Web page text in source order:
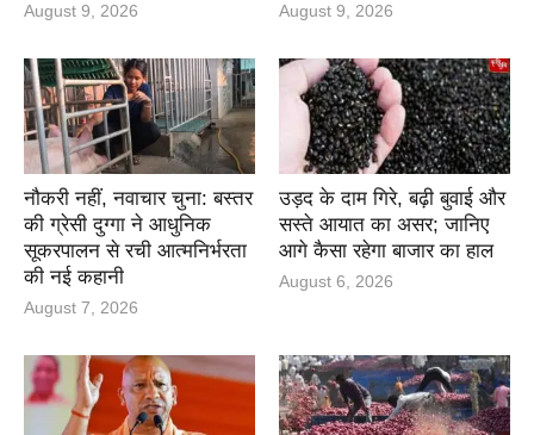
August 9, 2026 August 9, 2026
नौकरी नहीं, नवाचार चुना: बस्तर
की ग्रेसी दुग्गा ने आधुनिक
सूकरपालन से रची आत्मनिर्भरता
की नई कहानी
August 7, 2026
उड़द के दाम गिरे, बढ़ी बुवाई और
सस्ते आयात का असर; जानिए
आगे कैसा रहेगा बाजार का हाल
August 6, 2026